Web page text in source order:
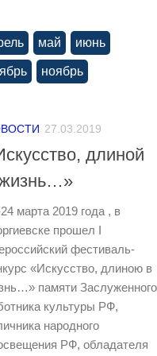
май июнь
ноябрь
27.03.2019
длиной
марта 2019 года , в
прошел I
фестиваль-
«Искусство, длиною в
памяти Заслуженного
культуры РФ,
народного
РФ, обладателя